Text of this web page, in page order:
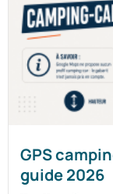
GPS
guide 2026